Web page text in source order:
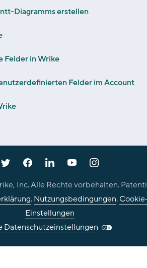
Diagramms erstellen
Felder in Wrike
Felder im Account
Inc. Alle Rechte vorbehalten.
.Nutzungsbedingungen.
Einstellungen
Datenschutzeinstellungen